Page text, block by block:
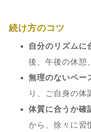
続け方のコツ
自分のリズムに
後、午後の休憩
無理のないペー
り、ご自身の体
体質に合うか確
から、徐々に習